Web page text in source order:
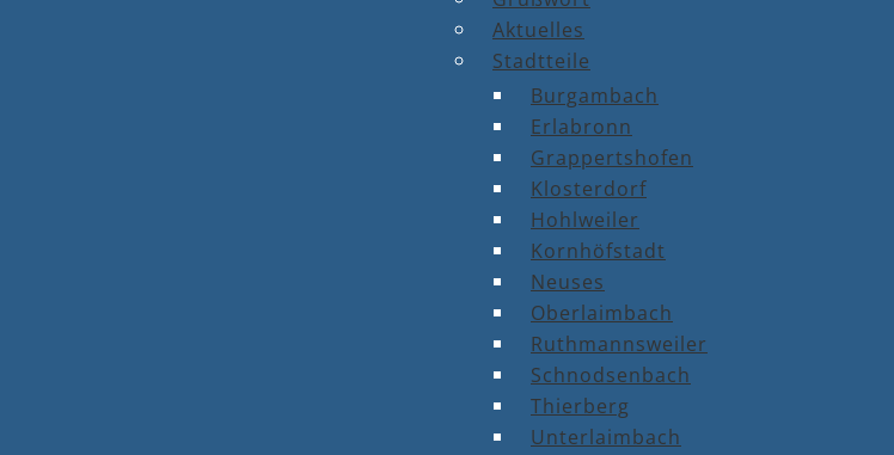
Aktuelles
Stadtteile
Burgambach
Erlabronn
Grappertshofen
Klosterdorf
Hohlweiler
Kornhöfstadt
Neuses
Oberlaimbach
Ruthmannsweiler
Schnodsenbach
Thierberg
Unterlaimbach